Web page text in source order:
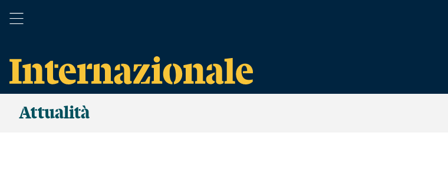
Attualità